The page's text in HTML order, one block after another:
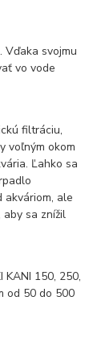
Vďaka svojmu
vo vode
filtráciu,
voľným okom
Ľahko sa
akváriom, ale
sa znížil
150, 250,
od 50 do 500